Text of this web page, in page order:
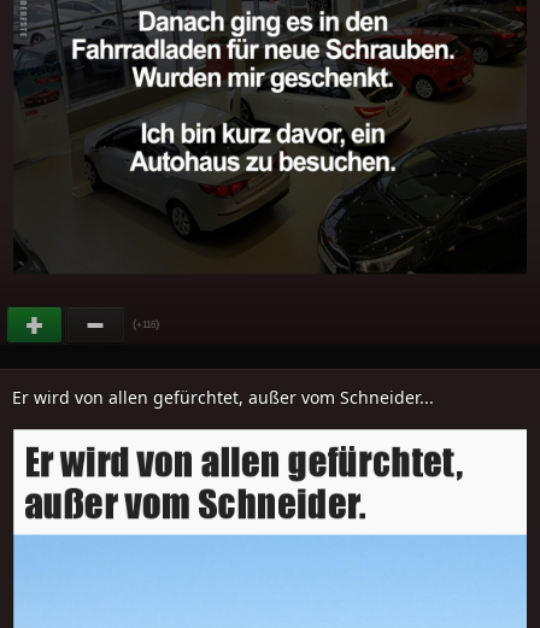
(+116)
Er wird von allen gefürchtet, außer vom Schneider...